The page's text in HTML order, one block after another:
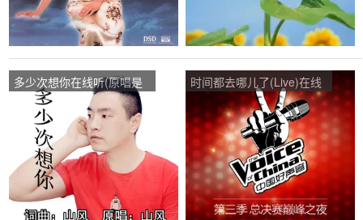
多少次想你在线听(原唱是
山风)，在水一方演唱点
播:38次
时间都去哪儿了(Live)在线
听(原唱是张碧晨)，在水一
方演唱点播:90次